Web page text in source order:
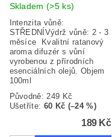
Skladem(>5 ks)
Intenzita vůně:
STŘEDNÍVýdrž vůně: 2 - 3
měsíce Kvalitní ratanový
aroma difuzér s vůní
vyrobenou z přírodních
esenciálních olejů. Objem
100ml
Původně: 249 Kč
Ušetříte: 60 Kč (–24 %)
189 Kč